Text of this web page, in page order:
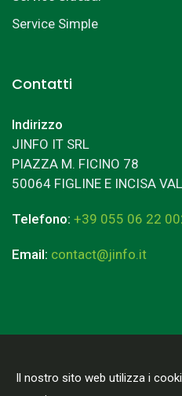
Il nostro sito web utilizza i
Service Simple
Contatti
Indirizzo
JINFO IT SRL
PIAZZA M. FICINO 78
50064 FIGLINE E INCISA
Telefono: +39 055 06 22
Email: contact@jinfo.it